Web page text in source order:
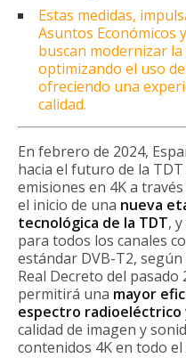
Estas medidas,
Asuntos Económicos
buscan modernizar
optimizando el uso
ofreciendo una
calidad.
En febrero de 2024,
hacia el futuro de la
emisiones en 4K a
el inicio de una nueva
tecnológica de la TDT,
para todos los canales
estándar DVB-T2,
Real Decreto del pasado
permitirá una mayor
espectro radioeléctrico
calidad de imagen y
contenidos 4K en todo el